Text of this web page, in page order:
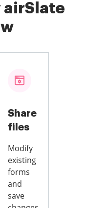
airSlate
Share
files
Modify
existing
forms
and
save